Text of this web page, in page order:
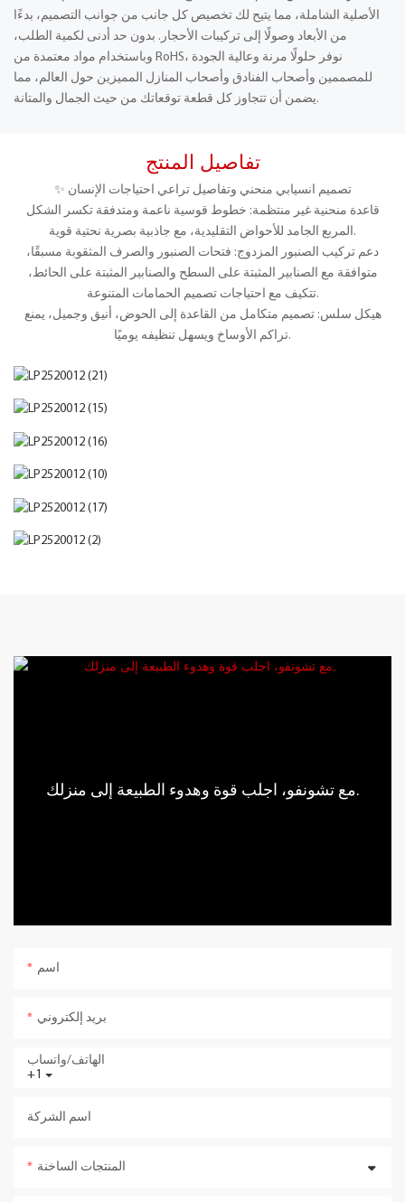
الأصلية الشاملة، مما يتيح لك تخصيص كل جانب من جوانب التصميم، بدءًا
من الأبعاد وصولًا إلى تركيبات الأحجار. بدون حد أدنى لكمية الطلب،
وباستخدام مواد معتمدة من RoHS، نوفر حلولًا مرنة وعالية الجودة
للمصممين وأصحاب الفنادق وأصحاب المنازل المميزين حول العالم، مما
يضمن أن تتجاوز كل قطعة توقعاتك من حيث الجمال والمتانة.
تفاصيل المنتج
✨ تصميم انسيابي منحني وتفاصيل تراعي احتياجات الإنسان
قاعدة منحنية غير منتظمة: خطوط قوسية ناعمة ومتدفقة تكسر الشكل
المربع الجامد للأحواض التقليدية، مع جاذبية بصرية نحتية قوية.
دعم تركيب الصنبور المزدوج: فتحات الصنبور والصرف المثقوبة مسبقًا،
متوافقة مع الصنابير المثبتة على السطح والصنابير المثبتة على الحائط،
تتكيف مع احتياجات تصميم الحمامات المتنوعة.
هيكل سلس: تصميم متكامل من القاعدة إلى الحوض، أنيق وجميل، يمنع
تراكم الأوساخ ويسهل تنظيفه يوميًا.
مع تشونفو، اجلب قوة وهدوء الطبيعة إلى منزلك.
اسم
بريد إلكتروني
+1
الهاتف/واتساب
اسم الشركة
المنتجات الساخنة